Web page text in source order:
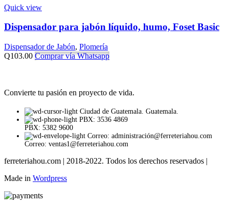
Quick view
Dispensador para jabón líquido, humo, Foset Basic
Dispensador de Jabón, Plomería
Q103.00 Comprar vía Whatsapp
Convierte tu pasión en proyecto de vida.
Ciudad de Guatemala. Guatemala.
PBX: 3536 4869
PBX: 5382 9600
Correo: administración@ferreteriahou.com
Correo: ventas1@ferreteriahou.com
ferreteriahou.com | 2018-2022. Todos los derechos reservados |
Made in Wordpress